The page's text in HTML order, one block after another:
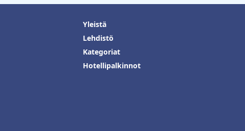
Yleistä
Lehdistö
Kategoriat
Hotellipalkinnot